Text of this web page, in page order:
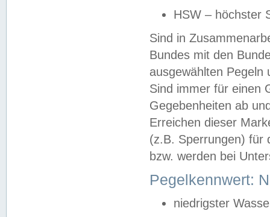
HSW – höchster
Sind in
Bundes mit den
ausgewählten
Sind immer für einen
Gegebenheiten ab
Erreichen dieser
(z.B. Sperrungen) für
bzw. werden bei
Pegelkennwert:
niedrigster